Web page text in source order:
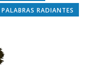
PALABRAS RADIANTES